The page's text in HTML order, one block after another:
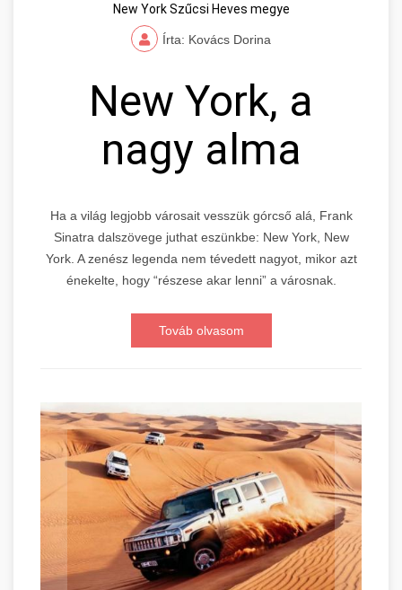
New York Szűcsi Heves megye
Írta: Kovács Dorina
New York, a
nagy alma
Ha a világ legjobb városait vesszük górcső alá, Frank
Sinatra dalszövege juthat eszünkbe: New York, New
York. A zenész legenda nem tévedett nagyot, mikor azt
énekelte, hogy “részese akar lenni” a városnak.
Továb olvasom